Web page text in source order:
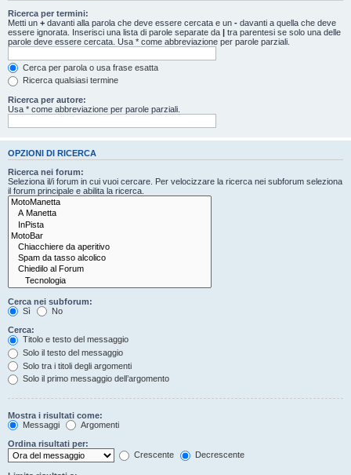
Ricerca per termini:
Metti un + davanti alla parola che deve essere cercata e un - davanti a quella che deve
essere ignorata. Inserisci una lista di parole separate da | tra parentesi se solo una delle
parole deve essere cercata. Usa * come abbreviazione per parole parziali.
Cerca per parola o usa frase esatta
Ricerca qualsiasi termine
Ricerca per autore:
Usa * come abbreviazione per parole parziali.
OPZIONI DI RICERCA
Ricerca nei forum:
Seleziona il/i forum in cui vuoi cercare. Per velocizzare la ricerca nei subforum seleziona
il forum principale e abilita la ricerca.
Cerca nei subforum:
Sì
No
Cerca:
Titolo e testo del messaggio
Solo il testo del messaggio
Solo tra i titoli degli argomenti
Solo il primo messaggio dell’argomento
Mostra i risultati come:
Messaggi
Argomenti
Ordina risultati per:
Crescente
Decrescente